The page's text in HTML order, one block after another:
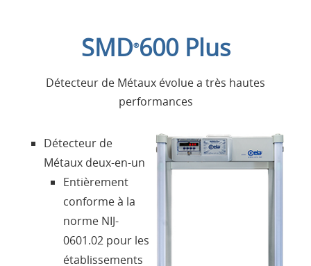
Applications
Présentation
Contacts
SMD®600 Plus
Détecteur de Métaux évolue a très hautes
performances
Détecteur de
Métaux deux-en-un
Entièrement
conforme à la
norme NIJ-
0601.02 pour les
établissements